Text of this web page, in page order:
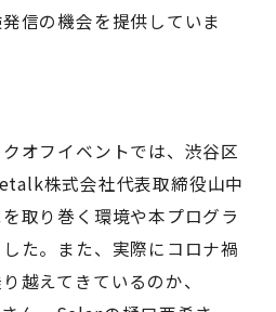
信の機会を提供していま
オフイベントでは、渋谷区
株式会社代表取締役山中
取り巻く環境や本プログラ
た。また、実際にコロナ禍
越えてきているのか、